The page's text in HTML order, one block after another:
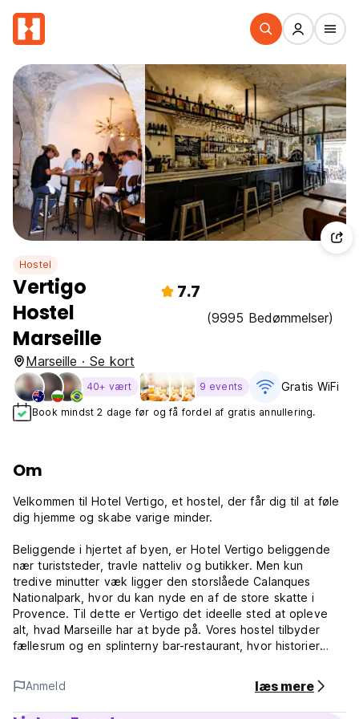
Hostel
Vertigo
Hostel
Marseille
7.7
(9995 Bedømmelser)
Marseille · Se kort
40+ vært 9 events Gratis WiFi
Book mindst 2 dage før og få fordel af gratis annullering.
Om
Velkommen til Hotel Vertigo, et hostel, der får dig til at føle
dig hjemme og skabe varige minder.
Beliggende i hjertet af byen, er Hotel Vertigo beliggende
nær turiststeder, travle natteliv og butikker. Men kun
tredive minutter væk ligger den storslåede Calanques
Nationalpark, hvor du kan nyde en af ​​de store skatte i
Provence. Til dette er Vertigo det ideelle sted at opleve
alt, hvad Marseille har at byde på. Vores hostel tilbyder
fællesrum og en splinterny bar-restaurant, hvor historier
dekoreret af lokale kunstnere, fordyber dig i en unik
atmosfære, der blander fortid med nutid. Vi tilbyder
sovesale, der spænder fra to til seksten senge, med private
Anmeld læs mere